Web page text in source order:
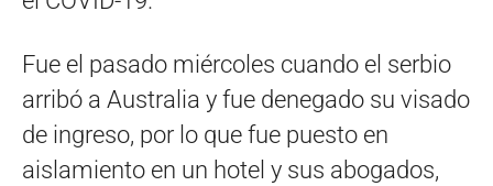
Fue el pasado miércoles cuando el serbio
arribó a Australia y fue denegado su visado
de ingreso, por lo que fue puesto en
aislamiento en un hotel y sus abogados,